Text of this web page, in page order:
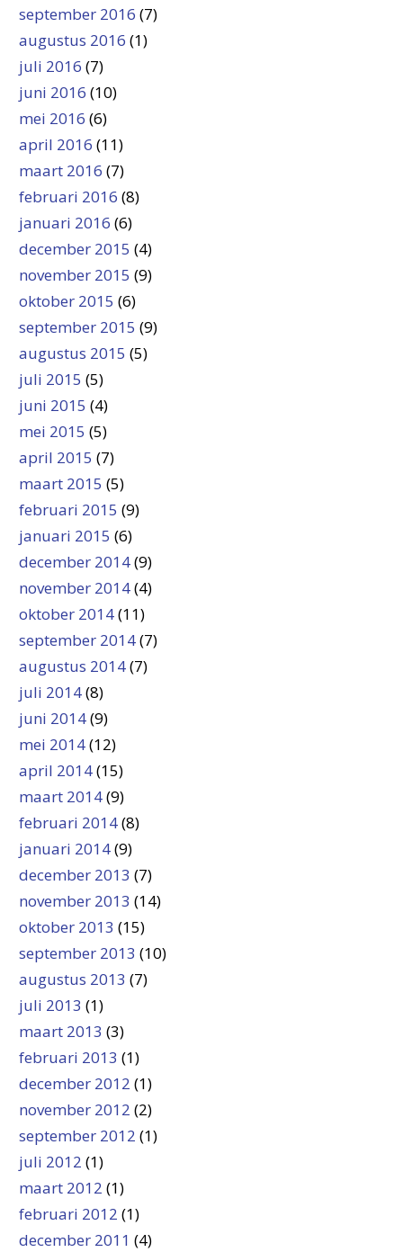
september 2016 (7)
augustus 2016 (1)
juli 2016 (7)
juni 2016 (10)
mei 2016 (6)
april 2016 (11)
maart 2016 (7)
februari 2016 (8)
januari 2016 (6)
december 2015 (4)
november 2015 (9)
oktober 2015 (6)
september 2015 (9)
augustus 2015 (5)
juli 2015 (5)
juni 2015 (4)
mei 2015 (5)
april 2015 (7)
maart 2015 (5)
februari 2015 (9)
januari 2015 (6)
december 2014(9)
november 2014(4)
oktober 2014(11)
september 2014(7)
augustus 2014(7)
juli 2014(8)
juni 2014(9)
mei 2014(12)
april 2014(15)
maart 2014(9)
februari 2014(8)
januari 2014(9)
december 2013 (7)
november 2013 (14)
oktober 2013 (15)
september 2013 (10)
augustus 2013 (7)
juli 2013 (1)
maart 2013 (3)
februari 2013 (1)
december 2012 (1)
november 2012 (2)
september 2012 (1)
juli 2012 (1)
maart 2012 (1)
februari 2012 (1)
december 2011 (4)